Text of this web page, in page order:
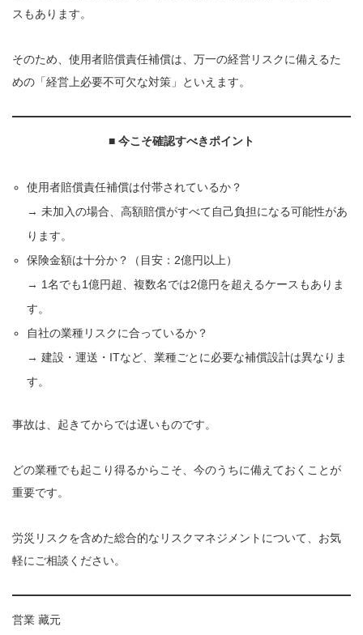
スもあります。
そのため、使用者賠償責任補償は、万一の経営リスクに備えるた
めの「経営上必要不可欠な対策」といえます。
■ 今こそ確認すべきポイント
使用者賠償責任補償は付帯されているか？
→ 未加入の場合、高額賠償がすべて自己負担になる可能性があ
ります。
保険金額は十分か？（目安：2億円以上）
→ 1名でも1億円超、複数名では2億円を超えるケースもありま
す。
自社の業種リスクに合っているか？
→ 建設・運送・ITなど、業種ごとに必要な補償設計は異なりま
す。
事故は、起きてからでは遅いものです。
どの業種でも起こり得るからこそ、今のうちに備えておくことが
重要です。
労災リスクを含めた総合的なリスクマネジメントについて、お気
軽にご相談ください。
営業 藏元